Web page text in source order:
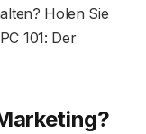
Holen Sie
101: Der